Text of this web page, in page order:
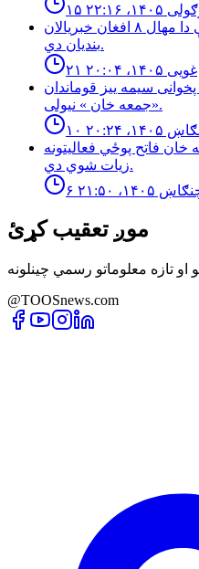
۱۴۰۵، ۲۲:۱۶
امسو: د طالبانو په زندانونو كې دا مهال ٨ افغان خبريالان
بنديان دي.
۲۱ غویی ۱۴۰۵، ۲۰:۰۴
سيمه ييز قوماندان
«جمعه خان » نيولى.
۱۴۰۵، ۲۰:۲۴
فاتح پوځي فعالیتونه
زیات شوي دي.
۱۴۰۵، ۲۱:۵۰
موږ تعقیب کړئ
@TOOSnews.com